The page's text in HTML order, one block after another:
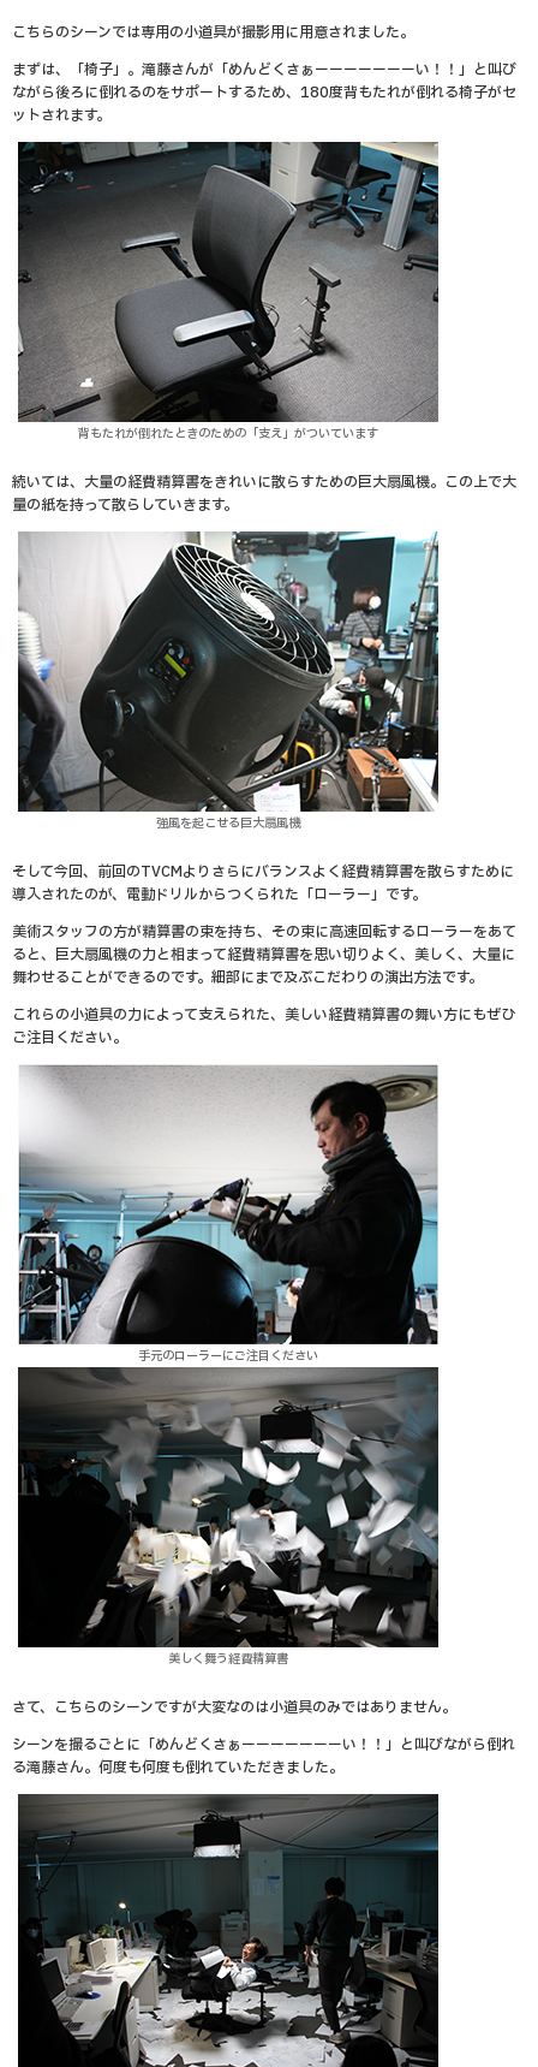
こちらのシーンでは専用の小道具が撮影用に用意されました。
まずは、「椅子」。滝藤さんが「めんどくさぁーーーーーーーい！！」と叫び
ながら後ろに倒れるのをサポートするため、180度背もたれが倒れる椅子がセ
ットされます。
背もたれが倒れたときのための「支え」がついています
続いては、大量の経費精算書をきれいに散らすための巨大扇風機。この上で大
量の紙を持って散らしていきます。
強風を起こせる巨大扇風機
そして今回、前回のTVCMよりさらにバランスよく経費精算書を散らすために
導入されたのが、電動ドリルからつくられた「ローラー」です。
美術スタッフの方が精算書の束を持ち、その束に高速回転するローラーをあて
ると、巨大扇風機の力と相まって経費精算書を思い切りよく、美しく、大量に
舞わせることができるのです。細部にまで及ぶこだわりの演出方法です。
これらの小道具の力によって支えられた、美しい経費精算書の舞い方にもぜひ
ご注目ください。
手元のローラーにご注目ください
美しく舞う経費精算書
さて、こちらのシーンですが大変なのは小道具のみではありません。
シーンを撮るごとに「めんどくさぁーーーーーーーい！！」と叫びながら倒れ
る滝藤さん。何度も何度も倒れていただきました。